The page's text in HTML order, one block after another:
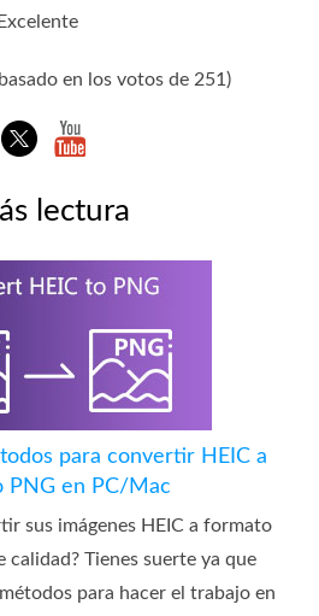
Excelente
en los votos de 251)
lectura
para convertir HEIC a
PNG en PC/Mac
sus imágenes HEIC a formato
calidad? Tienes suerte ya que
para hacer el trabajo en